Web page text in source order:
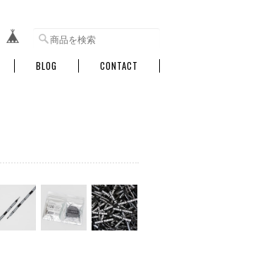
BLOG CONTACT